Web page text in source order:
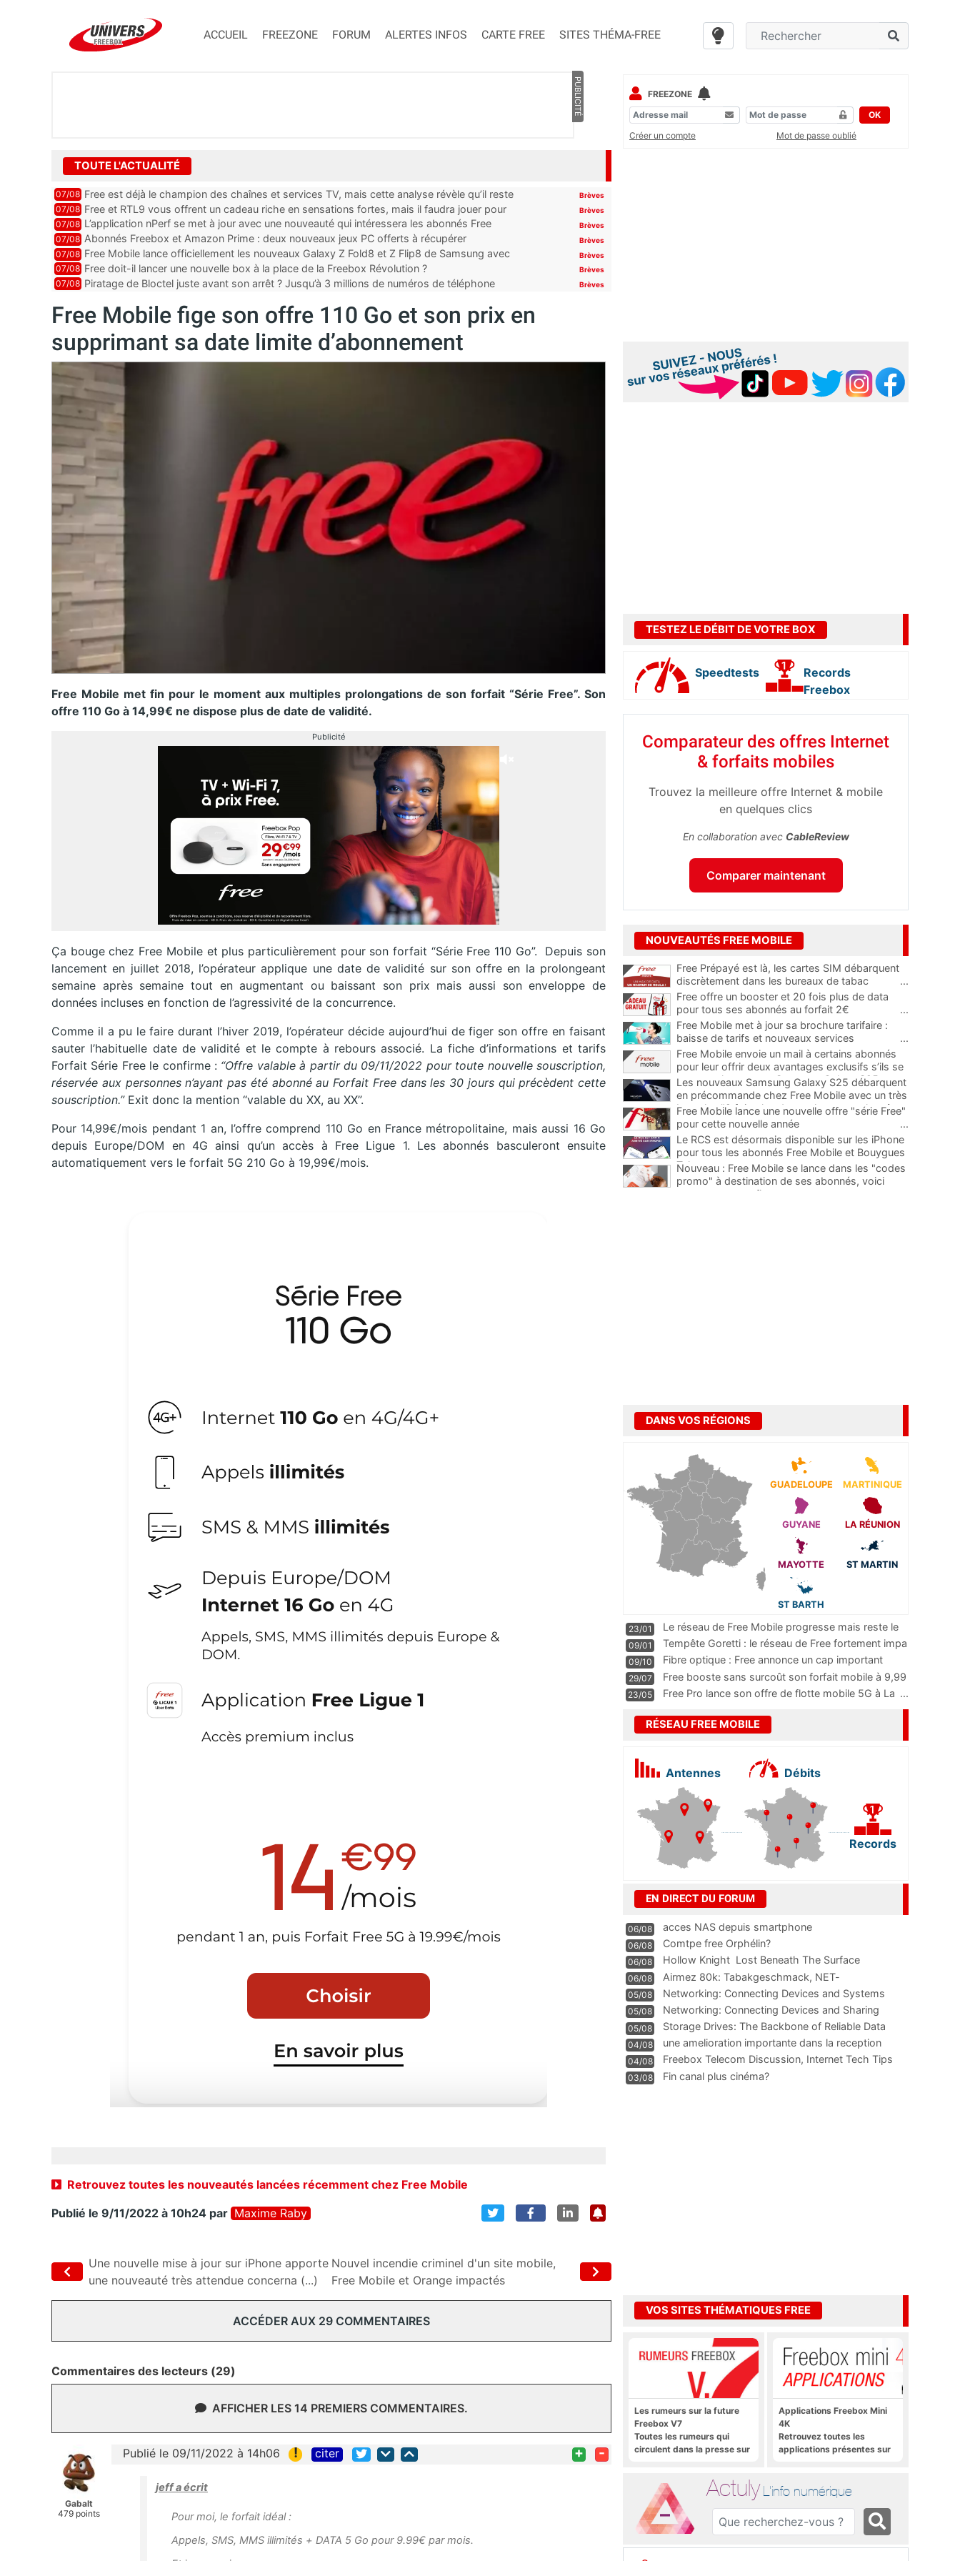
ACCUEIL FREEZONE FORUM ALERTES INFOS CARTE FREE SITES THÉMA-FREE
PUBLICITÉ
TOUTE L'ACTUALITÉ
07/08 Free est déjà le champion des chaînes et services TV, mais cette analyse révèle qu’il reste
encore au moin...
Brèves
07/08 Free et RTL9 vous offrent un cadeau riche en sensations fortes, mais il faudra jouer pour
l’obtenir
Brèves
07/08 L’application nPerf se met à jour avec une nouveauté qui intéressera les abonnés Free
Mobile, Orange, SFR ...
Brèves
07/08 Abonnés Freebox et Amazon Prime : deux nouveaux jeux PC offerts à récupérer Brèves
07/08 Free Mobile lance officiellement les nouveaux Galaxy Z Fold8 et Z Flip8 de Samsung avec
des promos et des cadeaux
Brèves
07/08 Free doit-il lancer une nouvelle box à la place de la Freebox Révolution ? Brèves
07/08 Piratage de Bloctel juste avant son arrêt ? Jusqu’à 3 millions de numéros de téléphone
Brèves
Free Mobile fige son offre 110 Go et son prix en
supprimant sa date limite d’abonnement
Free Mobile met fin pour le moment aux multiples prolongations de son forfait “Série Free”. Son
offre 110 Go à 14,99€ ne dispose plus de date de validité.
Publicité
Ça bouge chez Free Mobile et plus particulièrement pour son forfait “Série Free 110 Go”. Depuis son
lancement en juillet 2018, l’opérateur applique une date de validité sur son offre en la prolongeant
semaine après semaine tout en augmentant ou baissant son prix mais aussi son enveloppe de
données incluses en fonction de l’agressivité de la concurrence.
Comme il a pu le faire durant l’hiver 2019, l’opérateur décide aujourd’hui de figer son offre en faisant
sauter l’habituelle date de validité et le compte à rebours associé. La fiche d’informations et tarifs
Forfait Série Free le confirme : “Offre valable à partir du 09/11/2022 pour toute nouvelle souscription,
réservée aux personnes n’ayant pas été abonné au Forfait Free dans les 30 jours qui précèdent cette
souscription.”Exit donc la mention “valable du XX, au XX”.
Pour 14,99€/mois pendant 1 an, l’offre comprend 110 Go en France métropolitaine, mais aussi 16 Go
depuis Europe/DOM en 4G ainsi qu’un accès à Free Ligue 1. Les abonnés basculeront ensuite
automatiquement vers le forfait 5G 210 Go à 19,99€/mois.
Retrouvez toutes les nouveautés lancées récemment chez Free Mobile
Publié le 9/11/2022 à 10h24 par Maxime Raby
Une nouvelle mise à jour sur iPhone apporte
une nouveauté très attendue concerna (...)
Nouvel incendie criminel d'un site mobile,
Free Mobile et Orange impactés
ACCÉDER AUX 29 COMMENTAIRES
Commentaires des lecteurs (29)
AFFICHER LES 14 PREMIERS COMMENTAIRES.
Gabalt
479 points
Publié le 09/11/2022 à 14h06 ! citer + -
jeff a écrit
Pour moi, le forfait idéal :
Appels, SMS, MMS illimités + DATA 5 Go pour 9.99€ par mois.
FREEZONE
OK
Créer un compte
Mot de passe oublié
TESTEZ LE DÉBIT DE VOTRE BOX
Speedtests
Records
Freebox
Comparateur des offres Internet
& forfaits mobiles
Trouvez la meilleure offre Internet & mobile
en quelques clics
En collaboration avec CableReview
Comparer maintenant
NOUVEAUTÉS FREE MOBILE
Free Prépayé est là, les cartes SIM débarquent
discrètement dans les bureaux de tabac
...
Free offre un booster et 20 fois plus de data
pour tous ses abonnés au forfait 2€
...
Free Mobile met à jour sa brochure tarifaire :
baisse de tarifs et nouveaux services
...
Free Mobile envoie un mail à certains abonnés
pour leur offrir deux avantages exclusifs s’ils se
ruent sur le nouveau Samsung Galaxy S25
...
Les nouveaux Samsung Galaxy S25 débarquent
en précommande chez Free Mobile avec un très
bon plan "2 fois plus de stockage pour le même
prix"
Free Mobile lance une nouvelle offre "série Free"
pour cette nouvelle année
...
Le RCS est désormais disponible sur les iPhone
pour tous les abonnés Free Mobile et Bouygues
Telecom
...
Nouveau : Free Mobile se lance dans les "codes
promo" à destination de ses abonnés, voici
comment en profiter
DANS VOS RÉGIONS
GUADELOUPE MARTINIQUE
GUYANE LA RÉUNION
MAYOTTE ST MARTIN
ST BARTH
23/01
Le réseau de Free Mobile progresse mais reste le
m
...
09/01
Tempête Goretti : le réseau de Free fortement impa
09/10
Fibre optique : Free annonce un cap important
pass
...
29/07
Free booste sans surcoût son forfait mobile à 9,99
23/05 Free Pro lance son offre de flotte mobile 5G à La ...
RÉSEAU FREE MOBILE
Antennes Débits
Records
EN DIRECT DU FORUM
06/08 acces NAS depuis smartphone
06/08 Comtpe free Orphélin?
06/08 Hollow Knight  Lost Beneath The Surface
06/08
Airmez 80k: Tabakgeschmack, NET-
Technologie und Leistung im
05/08 Networking: Connecting Devices and Systems
05/08
Networking: Connecting Devices and Sharing
Information
05/08
Storage Drives: The Backbone of Reliable Data
Management
04/08
une amelioration importante dans la reception
WIFI
04/08
Freebox Telecom Discussion, Internet Tech Tips
Communi
03/08 Fin canal plus cinéma?
VOS SITES THÉMATIQUES FREE
Les rumeurs sur la future
Freebox V7
Toutes les rumeurs qui
circulent dans la presse sur
Applications Freebox Mini
4K
Retrouvez toutes les
applications présentes sur
Actuly L'info numérique